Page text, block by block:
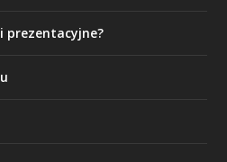
prezentacyjne?